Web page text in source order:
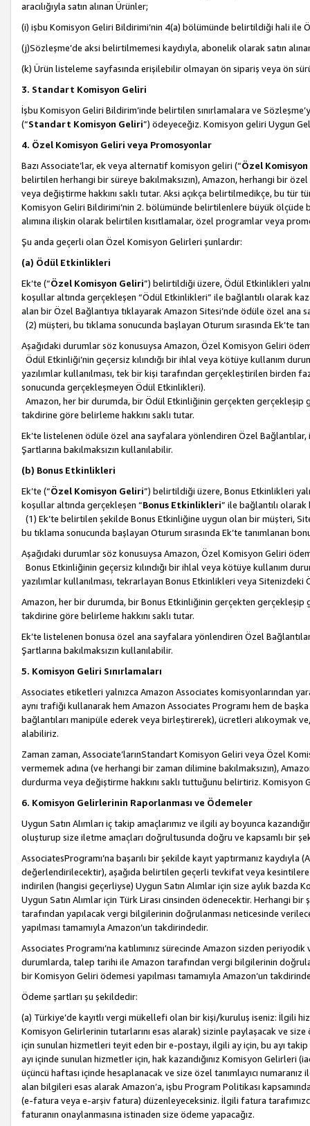
aracılığıyla satın alınan Ürünler;
(i) işbu Komisyon Geliri Bildirimi’nin 4(a) bölümünde belirtildiği hali ile
(j)Sözleşme’de aksi belirtilmemesi kaydıyla, abonelik olarak satın
(k) Ürün listeleme sayfasında erişilebilir olmayan ön sipariş veya ön
3. Standart Komisyon Geliri
İşbu Komisyon Geliri Bildirim’inde belirtilen sınırlamalara ve
(“Standart Komisyon Geliri”) ödeyeceğiz. Komisyon geliri Uygun
4. Özel Komisyon Geliri veya Promosyonlar
Bazı Associate’lar, ek veya alternatif komisyon geliri (“Özel
belirtilen herhangi bir süreye bakılmaksızın), Amazon, herhangi bir
veya değiştirme hakkını saklı tutar. Aksi açıkça belirtilmedikçe, bu tür
Komisyon Geliri Bildirimi’nin 2. bölümünde belirtilenlere büyük ölçüde
alımına ilişkin olarak belirtilen kısıtlamalar, özel programlar veya
Şu anda geçerli olan Özel Komisyon Gelirleri şunlardır:
(a) Ödül Etkinlikleri
Ek’te (“Özel Komisyon Geliri”) belirtildiği üzere, Ödül Etkinlikleri
koşullar altında gerçekleşen “Ödül Etkinlikleri” ile bağlantılı olarak
alan bir Özel Bağlantıya tıklayarak Amazon Sitesi’nde ödüle özel ana
(2) müşteri, bu tıklama sonucunda başlayan Oturum sırasında Ek’te
Aşağıdaki durumlar söz konusuysa Amazon, Özel Komisyon Geliri
Ödül Etkinliği’nin geçersiz kılındığı bir ihlal veya kötüye kullanım
yazılımlar kullanılması, tek bir kişi tarafından gerçekleştirilen
sonucunda gerçekleşmeyen Ödül Etkinlikleri).
Amazon, her bir durumda, bir Ödül Etkinliğinin gerçekten gerçekleşip
takdirine göre belirleme hakkını saklı tutar.
Ek’te listelenen ödüle özel ana sayfalara yönlendiren Özel
Şartlarına bakılmaksızın kullanılabilir.
(b) Bonus Etkinlikleri
Ek’te (“Özel Komisyon Geliri”) belirtildiği üzere, Bonus Etkinlikleri
koşullar altında gerçekleşen “Bonus Etkinlikleri” ile bağlantılı olarak
(1) Ek’te belirtilen şekilde Bonus Etkinliğine uygun olan bir müşteri,
bu tıklama sonucunda başlayan Oturum sırasında Ek’te tanımlanan
Aşağıdaki durumlar söz konusuysa Amazon, Özel Komisyon Geliri
Bonus Etkinliğinin geçersiz kılındığı bir ihlal veya kötüye kullanım
yazılımlar kullanılması, tekrarlayan Bonus Etkinlikleri veya
Amazon, her bir durumda, bir Bonus Etkinliğinin gerçekten gerçekleşip
takdirine göre belirleme hakkını saklı tutar.
Ek’te listelenen bonusa özel ana sayfalara yönlendiren Özel
Şartlarına bakılmaksızın kullanılabilir.
5. Komisyon Geliri Sınırlamaları
Associates etiketleri yalnızca Amazon Associates komisyonlarından
aynı trafiği kullanarak hem Amazon Associates Programı hem de
bağlantıları manipüle ederek veya birleştirerek), ücretleri alıkoymak
alabiliriz.
Zaman zaman, Associate’larınStandart Komisyon Geliri veya Özel
vermemek adına (ve herhangi bir zaman dilimine bakılmaksızın),
durdurma veya değiştirme hakkını saklı tuttuğunu belirtiriz. Komisyon
6. Komisyon Gelirlerinin Raporlanması ve Ödemeler
Uygun Satın Alımları iç takip amaçlarımız ve ilgili ay boyunca
oluşturup size iletme amaçları doğrultusunda doğru ve kapsamlı bir
AssociatesProgramı’na başarılı bir şekilde kayıt yaptırmanız
değerlendirilecektir), aşağıda belirtilen geçerli tevkifat veya
indirilen (hangisi geçerliyse) Uygun Satın Alımlar için size aylık
Uygun Satın Alımlar için Türk Lirası cinsinden ödenecektir. Herhangi
tarafından yapılacak vergi bilgilerinin doğrulanması neticesinde
yapılması tamamıyla Amazon’un takdirindedir.
Associates Programı’na katılımınız sürecinde Amazon sizden
durumlarda, talep tarihi ile Amazon tarafından vergi bilgilerinin
bir Komisyon Geliri ödemesi yapılması tamamıyla Amazon’un
Ödeme şartları şu şekildedir:
(a) Türkiye’de kayıtlı vergi mükellefi olan bir kişi/kuruluş iseniz: İlgili
Komisyon Gelirlerinin tutarlarını esas alarak) sizinle paylaşacak ve
için sunulan hizmetleri teyit eden bir e-postayı, ilgili ay için, bu ayı
ayı içinde sunulan hizmetler için, hak kazandığınız Komisyon Gelirleri
üçüncü haftası içinde hesaplanacak ve size özel tanımlayıcı
alan bilgileri esas alarak Amazon’a, işbu Program Politikası
(e-fatura veya e-arşiv fatura) düzenleyeceksiniz. İlgili fatura
faturanın onaylanmasına istinaden size ödeme yapacağız.